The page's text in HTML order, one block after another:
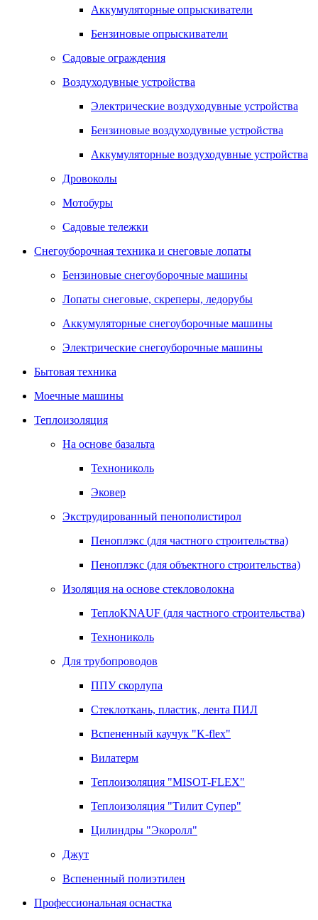
Аккумуляторные опрыскиватели
Бензиновые опрыскиватели
Садовые ограждения
Воздуходувные устройства
Электрические воздуходувные устройства
Бензиновые воздуходувные устройства
Аккумуляторные воздуходувные устройства
Дровоколы
Мотобуры
Садовые тележки
Снегоуборочная техника и снеговые лопаты
Бензиновые снегоуборочные машины
Лопаты снеговые, скреперы, ледорубы
Аккумуляторные снегоуборочные машины
Электрические снегоуборочные машины
Бытовая техника
Моечные машины
Теплоизоляция
На основе базальта
Технониколь
Эковер
Экструдированный пенополистирол
Пеноплэкс (для частного строительства)
Пеноплэкс (для объектного строительства)
Изоляция на основе стекловолокна
ТеплоKNAUF (для частного строительства)
Технониколь
Для трубопроводов
ППУ скорлупа
Стеклоткань, пластик, лента ПИЛ
Вспененный каучук "K-flex"
Вилатерм
Теплоизоляция "MISOT-FLEX"
Теплоизоляция "Тилит Супер"
Цилиндры "Экоролл"
Джут
Вспененный полиэтилен
Профессиональная оснастка